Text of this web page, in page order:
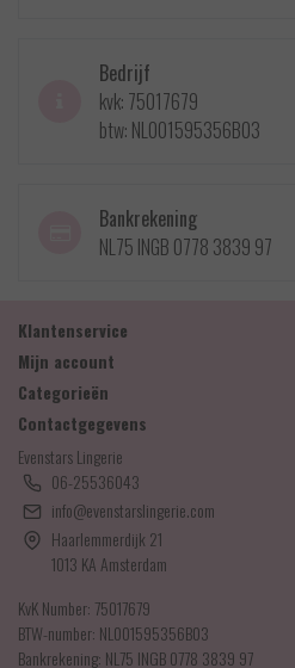
Bedrijf
kvk: 75017679
btw: NL001595356B03
Bankrekening
NL75 INGB 0778 3839 97
Klantenservice
Mijn account
Categorieën
Contactgegevens
Evenstars Lingerie
06-25536043
info@evenstarslingerie.com
Haarlemmerdijk 21
1013 KA Amsterdam
KvK Number: 75017679
BTW-number: NL001595356B03
Bankrekening: NL75 INGB 0778 3839 97